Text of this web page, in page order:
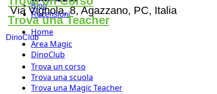
Blog
Recensioni
Home
Area Magic
DinoClub
Trova un corso
Trova una scuola
Trova una Magic Teacher
Trova una Teacher
DinoClub
Via Vignola, 8, Agazzano, PC, Italia